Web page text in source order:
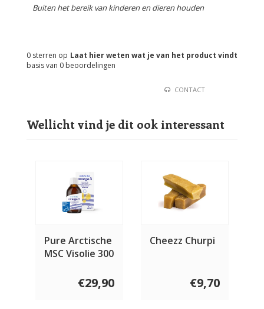
Buiten het bereik van kinderen en dieren houden
Laat hier weten wat je van het product vindt
0 sterren op
basis van 0 beoordelingen
CONTACT
Wellicht vind je dit ook interessant
Pure Arctische
MSC Visolie 300
€29,90
Cheezz Churpi
€9,70